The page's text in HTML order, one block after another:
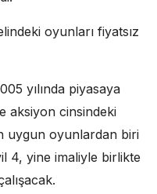
oyunları fiyatsız
yılında piyasaya
aksiyon cinsindeki
uygun oyunlardan biri
4, yine imaliyle birlikte